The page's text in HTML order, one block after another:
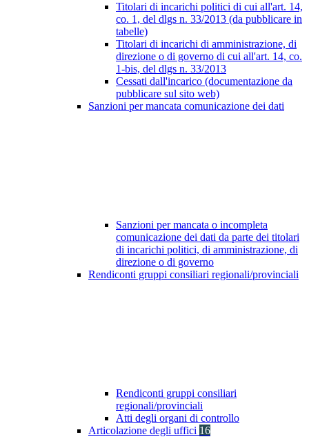
Titolari di incarichi politici di cui all'art. 14,
co. 1, del dlgs n. 33/2013 (da pubblicare in
tabelle)
Titolari di incarichi di amministrazione, di
direzione o di governo di cui all'art. 14, co.
1-bis, del dlgs n. 33/2013
Cessati dall'incarico (documentazione da
pubblicare sul sito web)
Sanzioni per mancata comunicazione dei dati
Sanzioni per mancata o incompleta
comunicazione dei dati da parte dei titolari
di incarichi politici, di amministrazione, di
direzione o di governo
Rendiconti gruppi consiliari regionali/provinciali
Rendiconti gruppi consiliari
regionali/provinciali
Atti degli organi di controllo
Articolazione degli uffici 16